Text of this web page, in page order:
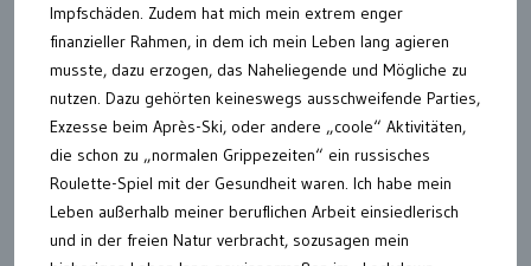
Impfschäden. Zudem hat mich mein extrem enger
finanzieller Rahmen, in dem ich mein Leben lang agieren
musste, dazu erzogen, das Naheliegende und Mögliche zu
nutzen. Dazu gehörten keineswegs ausschweifende Parties,
Exzesse beim Après-Ski, oder andere „coole“ Aktivitäten,
die schon zu „normalen Grippezeiten“ ein russisches
Roulette-Spiel mit der Gesundheit waren. Ich habe mein
Leben außerhalb meiner beruflichen Arbeit einsiedlerisch
und in der freien Natur verbracht, sozusagen mein